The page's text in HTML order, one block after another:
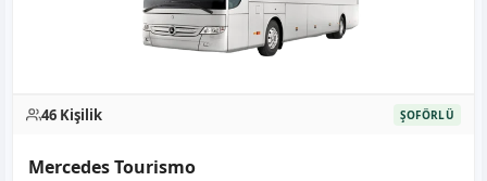
46 Kişilik ŞOFÖRLÜ
Mercedes Tourismo